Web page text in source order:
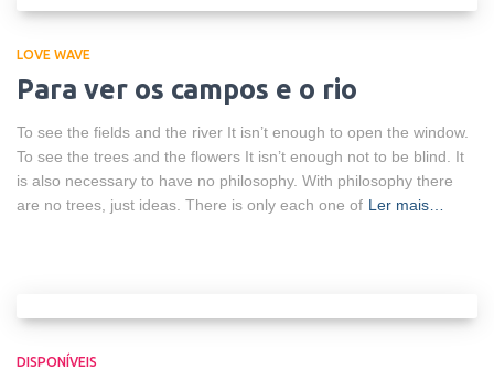
LOVE WAVE
Para ver os campos e o rio
To see the fields and the river It isn’t enough to open the window.
To see the trees and the flowers It isn’t enough not to be blind. It
is also necessary to have no philosophy. With philosophy there
are no trees, just ideas. There is only each one of Ler mais…
DISPONÍVEIS